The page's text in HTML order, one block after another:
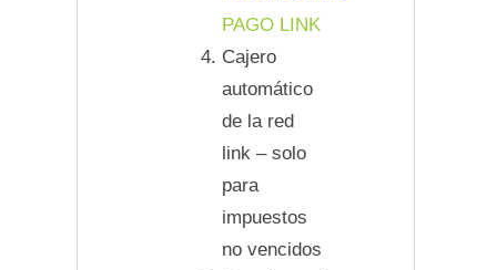
PAGO LINK
Cajero
automático
de la red
link – solo
para
impuestos
no vencidos